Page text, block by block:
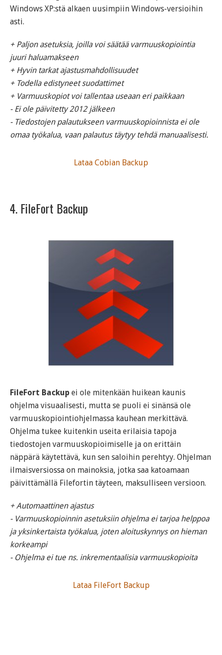
Windows XP:stä alkaen uusimpiin Windows-versioihin
asti.
+ Paljon asetuksia, joilla voi säätää varmuuskopiointia
juuri haluamakseen
+ Hyvin tarkat ajastusmahdollisuudet
+ Todella edistyneet suodattimet
+ Varmuuskopiot voi tallentaa useaan eri paikkaan
- Ei ole päivitetty 2012 jälkeen
- Tiedostojen palautukseen varmuuskopioinnista ei ole
omaa työkalua, vaan palautus täytyy tehdä manuaalisesti.
Lataa Cobian Backup
4. FileFort Backup
FileFort Backup ei ole mitenkään huikean kaunis
ohjelma visuaalisesti, mutta se puoli ei sinänsä ole
varmuuskopiointiohjelmassa kauhean merkittävä.
Ohjelma tukee kuitenkin useita erilaisia tapoja
tiedostojen varmuuskopioimiselle ja on erittäin
näppärä käytettävä, kun sen saloihin perehtyy. Ohjelman
ilmaisversiossa on mainoksia, jotka saa katoamaan
päivittämällä Filefortin täyteen, maksulliseen versioon.
+ Automaattinen ajastus
- Varmuuskopioinnin asetuksiin ohjelma ei tarjoa helppoa
ja yksinkertaista työkalua, joten aloituskynnys on hieman
korkeampi
- Ohjelma ei tue ns. inkrementaalisia varmuuskopioita
Lataa FileFort Backup